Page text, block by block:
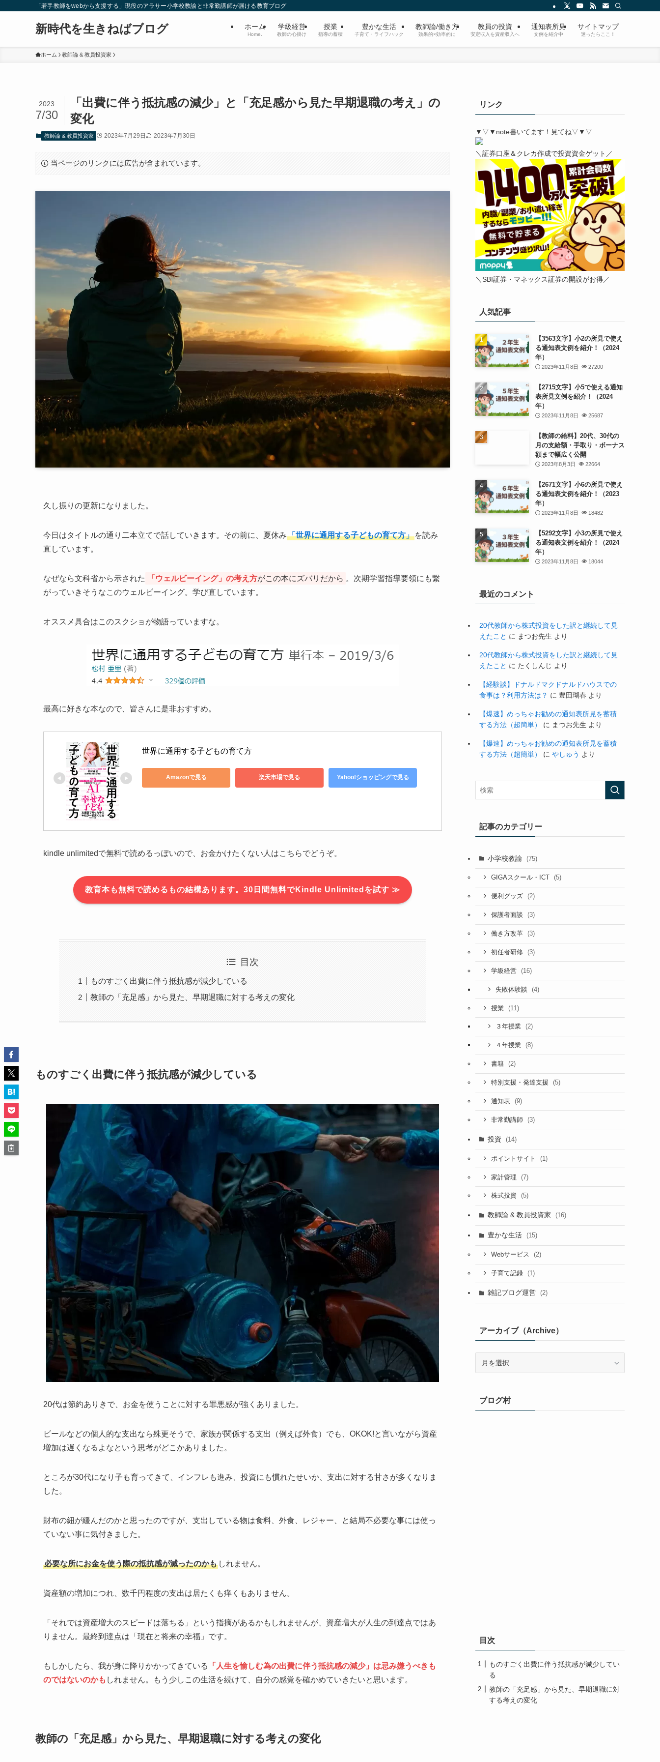
「若手教師をwebから支援する」現役のアラサー小学校教諭と非常勤講師が届ける教育ブログ
新時代を生きねばブログ ホーム
Home.
学級経営
教師の心掛け
授業
指導の蓄積
豊かな生活
子育て・ライフハック
教師論/働き方
効果的×効率的に
教員の投資
安定収入を資産収入へ
通知表所見
文例を紹介中
サイトマップ
迷ったらここ！
ホーム 教師論 & 教員投資家
「出費に伴う抵抗感の減少」と「充足感から見た早期退職の考え」の
変化
2023
7/30
教師論 & 教員投資家 2023年7月29日 2023年7月30日
当ページのリンクには広告が含まれています。
久し振りの更新になりました。
今日はタイトルの通り二本立てで話していきます。その前に、夏休み「世界に通用する子どもの育て方」 を読み
直しています。
なぜなら文科省から示された 「ウェルビーイング」の考え方がこの本にズバリだから 。次期学習指導要領にも繋
がっていきそうなこのウェルビーイング。学び直しています。
オススメ具合はこのスクショが物語っていますな。
最高に好きな本なので、皆さんに是非おすすめ。
世界に通用する子どもの育て方
Amazonで見る 楽天市場で見る Yahoo!ショッピングで見る
kindle unlimitedで無料で読めるっぽいので、お金かけたくない人はこちらでどうぞ。
教育本も無料で読めるもの結構あります。30日間無料でKindle Unlimitedを試す ≫
目次
ものすごく出費に伴う抵抗感が減少している
教師の「充足感」から見た、早期退職に対する考えの変化
ものすごく出費に伴う抵抗感が減少している
20代は節約ありきで、お金を使うことに対する罪悪感が強くありました。
ビールなどの個人的な支出なら殊更そうで、家族が関係する支出（例えば外食）でも、OKOK!と言いながら資産
増加は遅くなるよなという思考がどこかありました。
ところが30代になり子も育ってきて、インフレも進み、投資にも慣れたせいか、支出に対する甘さが多くなりま
した。
財布の紐が緩んだのかと思ったのですが、支出している物は食料、外食、レジャー、と結局不必要な事には使っ
ていない事に気付きました。
必要な所にお金を使う際の抵抗感が減ったのかも しれません。
資産額の増加につれ、数千円程度の支出は居たくも痒くもありません。
「それでは資産増大のスピードは落ちる」という指摘があるかもしれませんが、資産増大が人生の到達点ではあ
りません。最終到達点は「現在と将来の幸福」です。
もしかしたら、我が身に降りかかってきている
「人生を愉しむ為の出費に伴う抵抗感の減少」は忌み嫌うべきも
のではないのかも しれません。もう少しこの生活を続けて、自分の感覚を確かめていきたいと思います。
教師の「充足感」から見た、早期退職に対する考えの変化
リンク
▼▽▼note書いてます！見てね▽▼▽
＼証券口座＆クレカ作成で投資資金ゲット／
＼SBI証券・マネックス証券の開設がお得／
人気記事
【3563文字】小2の所見で使え
る通知表文例を紹介！（2024
年）
2023年11月8日 27200
【2715文字】小5で使える通知
表所見文例を紹介！（2024
年）
2023年11月8日 25687
【教師の給料】20代、30代の
月の支給額・手取り・ボーナス
額まで幅広く公開
2023年8月3日 22664
【2671文字】小6の所見で使え
る通知表文例を紹介！（2023
年）
2023年11月8日 18482
【5292文字】小3の所見で使え
る通知表文例を紹介！（2024
年）
2023年11月8日 18044
最近のコメント
20代教師から株式投資をした訳と継続して見
えたこと に まつお先生 より
20代教師から株式投資をした訳と継続して見
えたこと に たくしんじ より
【経験談】ドナルドマクドナルドハウスでの
食事は？利用方法は？ に 豊田瑚春 より
【爆速】めっちゃお勧めの通知表所見を蓄積
する方法（超簡単）
に まつお先生 より
【爆速】めっちゃお勧めの通知表所見を蓄積
する方法（超簡単）
に やしゅう より
記事のカテゴリー
小学校教諭 (75)
GIGAスクール・ICT (5)
便利グッズ (2)
保護者面談 (3)
働き方改革 (3)
初任者研修 (3)
学級経営 (16)
失敗体験談 (4)
授業 (11)
３年授業 (2)
４年授業 (8)
書籍 (2)
特別支援・発達支援 (5)
通知表 (9)
非常勤講師 (3)
投資 (14)
ポイントサイト (1)
家計管理 (7)
株式投資 (5)
教師論 & 教員投資家 (16)
豊かな生活 (15)
Webサービス (2)
子育て記録 (1)
雑記ブログ運営 (2)
アーカイブ（Archive）
ブ
（Archive）
ブログ村
目次
ものすごく出費に伴う抵抗感が減少してい
る
教師の「充足感」から見た、早期退職に対
する考えの変化